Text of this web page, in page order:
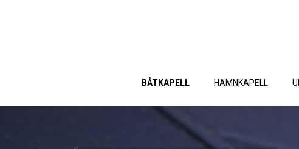
BÅTKAPELL HAMNKAPELL